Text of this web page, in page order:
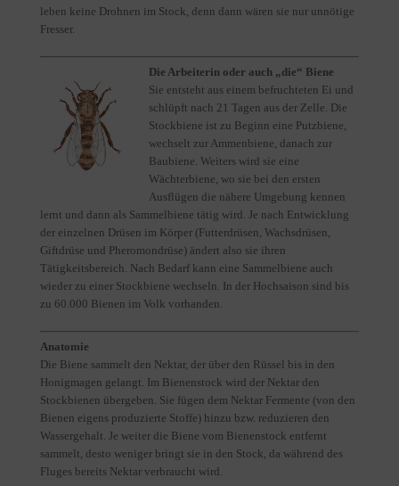
leben keine Drohnen im Stock, denn dann wären sie nur unnötige
Fresser.
Die Arbeiterin oder auch „die“ Biene
Sie entsteht aus einem befruchteten Ei und
schlüpft nach 21 Tagen aus der Zelle. Die
Stockbiene ist zu Beginn eine Putzbiene,
wechselt zur Ammenbiene, danach zur
Baubiene. Weiters wird sie eine
Wächterbiene, wo sie bei den ersten
Ausflügen die nähere Umgebung kennen
lernt und dann als Sammelbiene tätig wird. Je nach Entwicklung
der einzelnen Drüsen im Körper (Futterdrüsen, Wachsdrüsen,
Giftdrüse und Pheromondrüse) ändert also sie ihren
Tätigkeitsbereich. Nach Bedarf kann eine Sammelbiene auch
wieder zu einer Stockbiene wechseln. In der Hochsaison sind bis
zu 60.000 Bienen im Volk vorhanden.
Anatomie
Die Biene sammelt den Nektar, der über den Rüssel bis in den
Honigmagen gelangt. Im Bienenstock wird der Nektar den
Stockbienen übergeben. Sie fügen dem Nektar Fermente (von den
Bienen eigens produzierte Stoffe) hinzu bzw. reduzieren den
Wassergehalt. Je weiter die Biene vom Bienenstock entfernt
sammelt, desto weniger bringt sie in den Stock, da während des
Fluges bereits Nektar verbraucht wird.